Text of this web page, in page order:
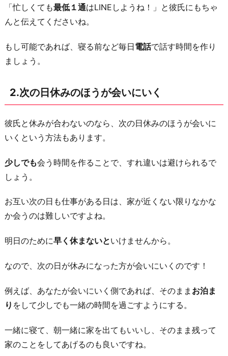
る
4.
し
で
会
え
た
ら
し
と
き
る
心
持
5.
自
分
「忙しくても最低１通はLINEしようね！」と彼氏にもちゃ
んと伝えてくださいね。
もし可能であれば、寝る前など毎日電話で話す時間を作り
ましょう。
2.次の日休みのほうが会いにいく
彼氏と休みが合わないのなら、次の日休みのほうが会いに
いくという方法もあります。
少しでも会う時間を作ることで、すれ違いは避けられるで
しょう。
お互い次の日も仕事がある日は、家が近くない限りなかな
か会うのは難しいですよね。
明日のために早く休まないといけませんから。
なので、次の日が休みになった方が会いにいくのです！
例えば、あなたが会いにいく側であれば、そのまま お泊ま
り をして少しでも一緒の時間を過ごすようにする。
一緒に寝て、朝一緒に家を出てもいいし、そのまま残って
家のことをしてあげるのも良いですね。